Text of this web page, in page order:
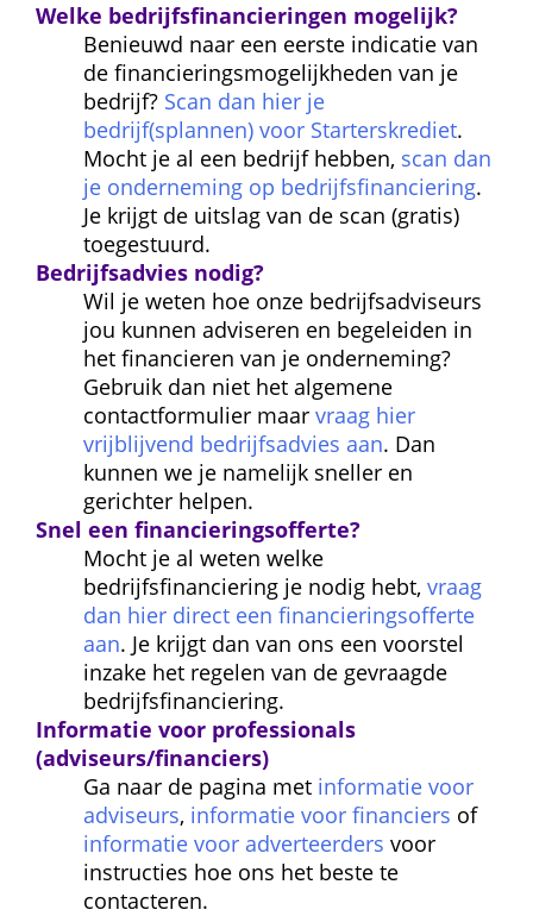
Welke bedrijfsfinancieringen mogelijk?
Benieuwd naar een eerste indicatie van
de financieringsmogelijkheden van je
bedrijf? Scan dan hier je
bedrijf(splannen) voor Starterskrediet.
Mocht je al een bedrijf hebben, scan dan
je onderneming op bedrijfsfinanciering.
Je krijgt de uitslag van de scan (gratis)
toegestuurd.
Bedrijfsadvies nodig?
Wil je weten hoe onze bedrijfsadviseurs
jou kunnen adviseren en begeleiden in
het financieren van je onderneming?
Gebruik dan niet het algemene
contactformulier maar vraag hier
vrijblijvend bedrijfsadvies aan. Dan
kunnen we je namelijk sneller en
gerichter helpen.
Snel een financieringsofferte?
Mocht je al weten welke
bedrijfsfinanciering je nodig hebt, vraag
dan hier direct een financieringsofferte
aan. Je krijgt dan van ons een voorstel
inzake het regelen van de gevraagde
bedrijfsfinanciering.
Informatie voor professionals
(adviseurs/financiers)
Ga naar de pagina met informatie voor
adviseurs, informatie voor financiers of
informatie voor adverteerders voor
instructies hoe ons het beste te
contacteren.